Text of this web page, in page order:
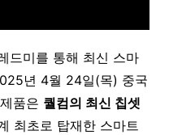
드미를 통해 최신 스마
년 4월 24일(목) 중국
품은 퀄컴의 최신 칩셋
최초로 탑재한 스마트